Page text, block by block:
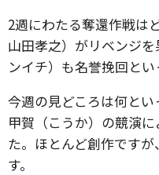
2週にわたる奪還作戦は
山田孝之）がリベンジ
ンイチ）も名誉挽回とい
今週の見どころは何と
甲賀（こうか）の競演
た。ほとんど創作です
す。